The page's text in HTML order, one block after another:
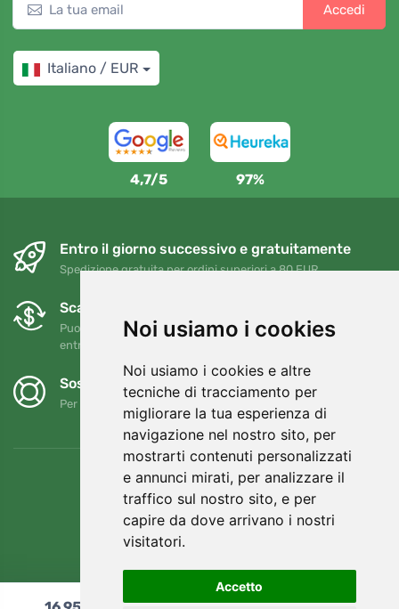
Noi usiamo i cookies
Noi usiamo i cookies e altre
tecniche di tracciamento per
migliorare la tua esperienza di
navigazione nel nostro sito, per
mostrarti contenuti personalizzati
e annunci mirati, per analizzare il
traffico sul nostro sito, e per
capire da dove arrivano i nostri
visitatori.
Accetto
Accedi
Italiano / EUR
4,7/5 97%
Entro il giorno successivo e gratuitamente
Spedizione gratuita per ordini superiori a 80 EUR
Scambi e resi gratuiti
Puoi restituire o cambiare il tuo ordine in qualsiasi momento
entro 90 giorni
Sosteniamo Trees.org
Per ogni ordine piantiamo un albero! Leggi di più